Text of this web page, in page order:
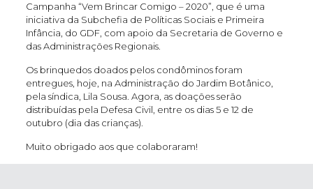
Campanha “Vem Brincar Comigo – 2020”, que é uma
iniciativa da Subchefia de Políticas Sociais e Primeira
Infância, do GDF, com apoio da Secretaria de Governo e
das Administrações Regionais.
Os brinquedos doados pelos condôminos foram
entregues, hoje, na Administração do Jardim Botânico,
pela síndica, Lila Sousa. Agora, as doações serão
distribuídas pela Defesa Civil, entre os dias 5 e 12 de
outubro (dia das crianças).
Muito obrigado aos que colaboraram!